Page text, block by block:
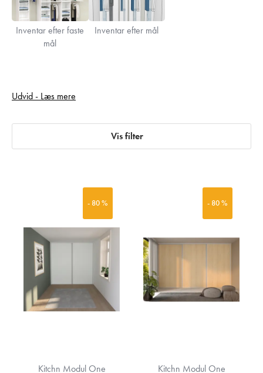
Inventar efter faste
mål
Inventar efter mål
Her hos Kitchn.dk har vi et stort udvalg af garderobeløsninger. Vi
kan både hjælpe dig med ganske almindelige
garderobeindretning, der er velegnet som inventar i indbyggede
skabe. Med vores løsninger har du rig mulighed for at finde en
Udvid - Læs mere
Vis filter
- 80 %
Kitchn Modul One
- 80 %
Kitchn Modul One